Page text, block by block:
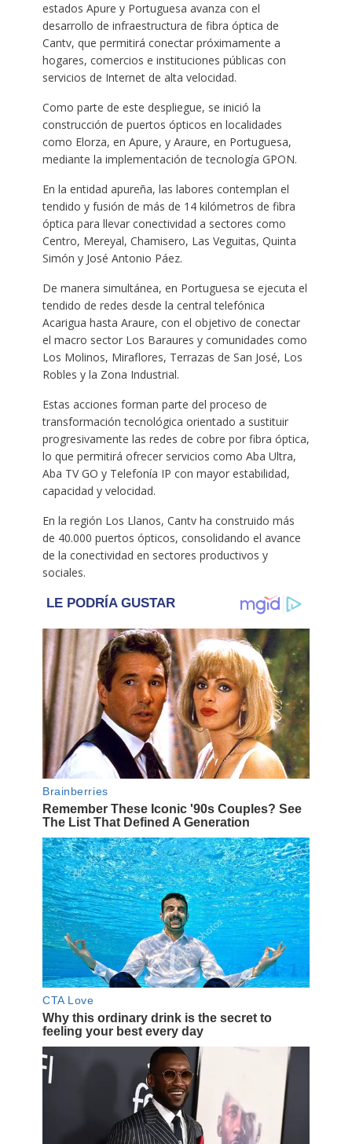
estados Apure y Portuguesa avanza con el
desarrollo de infraestructura de fibra óptica de
Cantv, que permitirá conectar próximamente a
hogares, comercios e instituciones públicas con
servicios de Internet de alta velocidad.
Como parte de este despliegue, se inició la
construcción de puertos ópticos en localidades
como Elorza, en Apure, y Araure, en Portuguesa,
mediante la implementación de tecnología GPON.
En la entidad apureña, las labores contemplan el
tendido y fusión de más de 14 kilómetros de fibra
óptica para llevar conectividad a sectores como
Centro, Mereyal, Chamisero, Las Veguitas, Quinta
Simón y José Antonio Páez.
De manera simultánea, en Portuguesa se ejecuta el
tendido de redes desde la central telefónica
Acarigua hasta Araure, con el objetivo de conectar
el macro sector Los Baraures y comunidades como
Los Molinos, Miraflores, Terrazas de San José, Los
Robles y la Zona Industrial.
Estas acciones forman parte del proceso de
transformación tecnológica orientado a sustituir
progresivamente las redes de cobre por fibra óptica,
lo que permitirá ofrecer servicios como Aba Ultra,
Aba TV GO y Telefonía IP con mayor estabilidad,
capacidad y velocidad.
En la región Los Llanos, Cantv ha construido más
de 40.000 puertos ópticos, consolidando el avance
de la conectividad en sectores productivos y
sociales.